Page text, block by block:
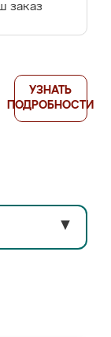
заказ
УЗНАТЬ
ПОДРОБНОСТИ
▼